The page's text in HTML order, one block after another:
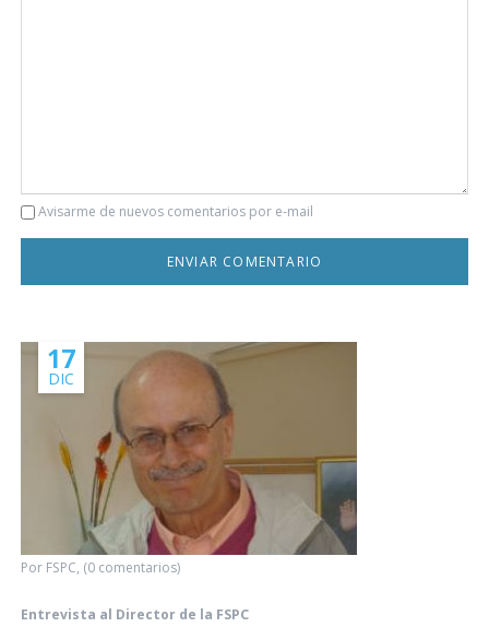
Comentario
Avisarme de nuevos comentarios por e-mail
Por FSPC, (0 comentarios)
17
DIC
Entrevista al Director de la FSPC